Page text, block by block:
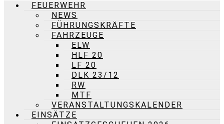
FEUERWEHR
NEWS
FÜHRUNGSKRÄFTE
FAHRZEUGE
ELW
HLF 20
LF 20
DLK 23/12
RW
MTF
VERANSTALTUNGSKALENDER
EINSÄTZE